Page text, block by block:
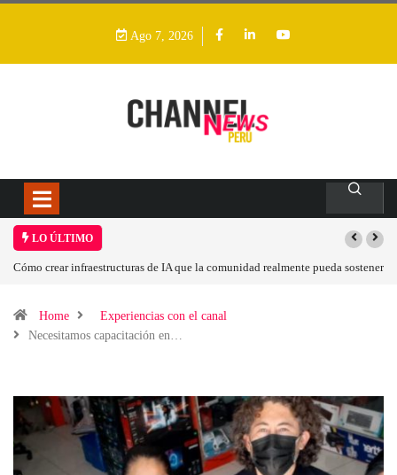
Ago 7, 2026
LO ÚLTIMO
Las tarjetas gráficas RDNA 5 ya están en fase avanzada de desarrollo
Home
Experiencias con el canal
Necesitamos capacitación en…